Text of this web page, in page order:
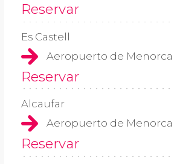
Reservar
Es Castell
Aeropuerto de Menorca
Reservar
Alcaufar
Aeropuerto de Menorca
Reservar